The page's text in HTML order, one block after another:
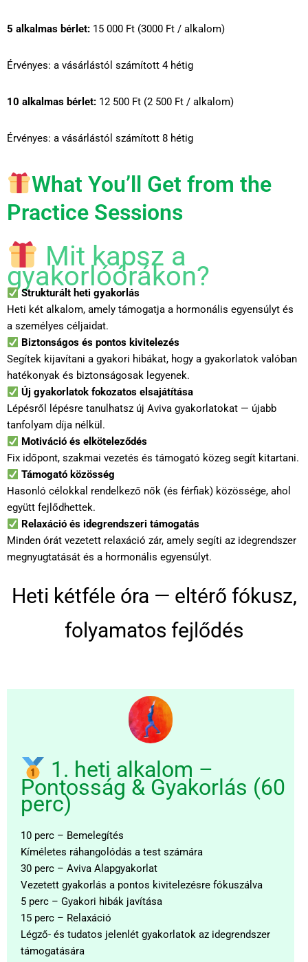
5 alkalmas bérlet: 15 000 Ft (3000 Ft / alkalom)
Érvényes: a vásárlástól számított 4 hétig
10 alkalmas bérlet: 12 500 Ft (2 500 Ft / alkalom)
Érvényes: a vásárlástól számított 8 hétig
What You’ll Get from the
Practice Sessions
Mit kapsz a
gyakorlóórákon?
Strukturált heti gyakorlás
Heti két alkalom, amely támogatja a hormonális egyensúlyt és
a személyes céljaidat.
Biztonságos és pontos kivitelezés
Segítek kijavítani a gyakori hibákat, hogy a gyakorlatok valóban
hatékonyak és biztonságosak legyenek.
Új gyakorlatok fokozatos elsajátítása
Lépésről lépésre tanulhatsz új Aviva gyakorlatokat — újabb
tanfolyam díja nélkül.
Motiváció és elköteleződés
Fix időpont, szakmai vezetés és támogató közeg segít kitartani.
Támogató közösség
Hasonló célokkal rendelkező nők (és férfiak) közössége, ahol
együtt fejlődhettek.
Relaxáció és idegrendszeri támogatás
Minden órát vezetett relaxáció zár, amely segíti az idegrendszer
megnyugtatását és a hormonális egyensúlyt.
Heti kétféle óra — eltérő fókusz,
folyamatos fejlődés
1. heti alkalom –
Pontosság & Gyakorlás (60
perc)
10 perc – Bemelegítés
Kíméletes ráhangolódás a test számára
30 perc – Aviva Alapgyakorlat
Vezetett gyakorlás a pontos kivitelezésre fókuszálva
5 perc – Gyakori hibák javítása
15 perc – Relaxáció
Légző- és tudatos jelenlét gyakorlatok az idegrendszer
támogatására